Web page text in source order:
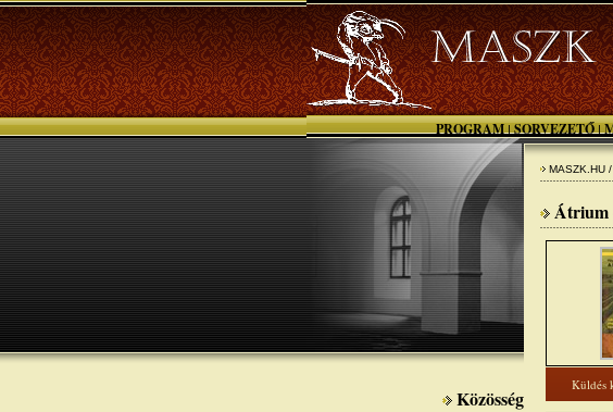
PROGRAM | SORVEZETŐ |
Közösség
MASZK.HU /
Átrium
Küldés